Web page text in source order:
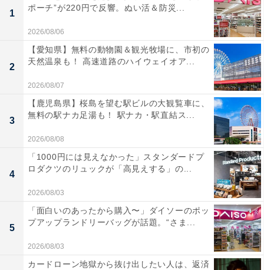
1
ポーチ”が220円で反響。ぬい活＆防災...
2026/08/06
2
【愛知県】無料の動物園＆観光牧場に、市初の
天然温泉も！ 高速道路のハイウェイオア...
2026/08/07
3
【鹿児島県】桜島を望む駅ビルの大観覧車に、
無料の駅ナカ足湯も！ 駅ナカ・駅直結ス...
2026/08/08
4
「1000円には見えなかった」スタンダードプ
ロダクツのリュックが「高見えする」の...
2026/08/03
5
「面白いのあったから購入〜」ダイソーのポッ
プアップランドリーバッグが話題。“さま...
2026/08/03
カードローン地獄から抜け出したい人は、返済